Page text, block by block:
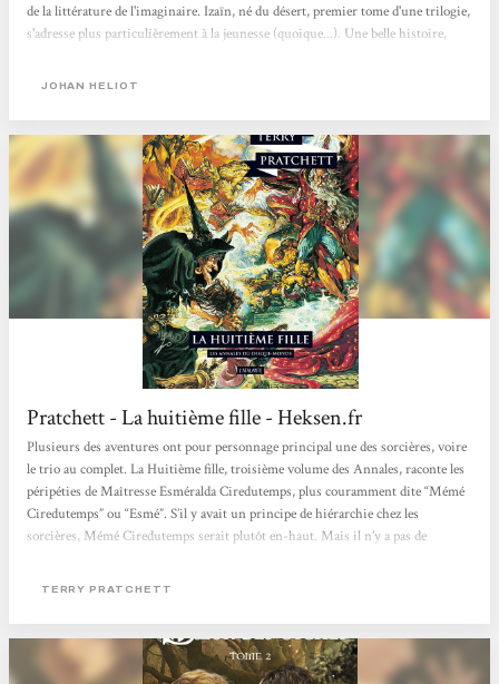
de la littérature de l'imaginaire. Izaïn, né du désert, premier tome d'une trilogie,
s'adresse plus particulièrement à la jeunesse (quoique...). Une belle histoire,
Espérance, vaisseau du désert doué de vie, parcourt les déserts. L'aventure
JOHAN HELIOT
Pratchett - La huitième fille - Heksen.fr
Plusieurs des aventures ont pour personnage principal une des sorcières, voire
le trio au complet. La Huitième fille, troisième volume des Annales, raconte les
péripéties de Maîtresse Esméralda Ciredutemps, plus couramment dite “Mémé
Ciredutemps” ou “Esmé”. S’il y avait un principe de hiérarchie chez les
sorcières, Mémé Ciredutemps serait plutôt en-haut. Mais il n’y a pas de
huitième fils vient à naître, son destin est de devenir...
TERRY PRATCHETT